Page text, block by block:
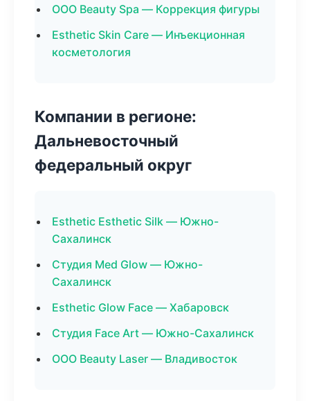
ООО Beauty Spa — Коррекция фигуры
Esthetic Skin Care — Инъекционная
косметология
Компании в регионе:
Дальневосточный
федеральный округ
Esthetic Esthetic Silk — Южно-
Сахалинск
Студия Med Glow — Южно-
Сахалинск
Esthetic Glow Face — Хабаровск
Студия Face Art — Южно-Сахалинск
ООО Beauty Laser — Владивосток